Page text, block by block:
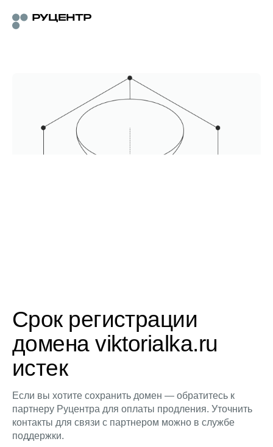
Срок регистрации
домена viktorialka.ru
истек
Если вы хотите сохранить домен — обратитесь к
партнеру Руцентра для оплаты продления. Уточнить
контакты для связи с партнером можно в службе
поддержки.